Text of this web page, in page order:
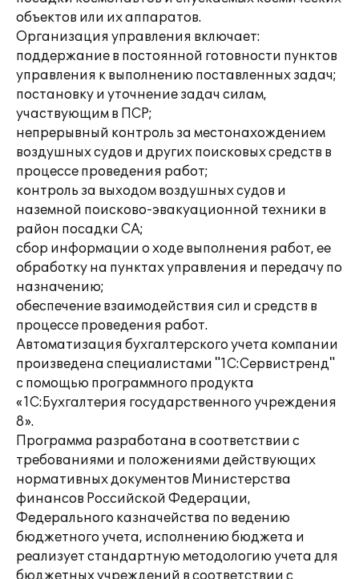
объектов или их аппаратов.
Организация управления включает:
поддержание в постоянной готовности пунктов
управления к выполнению поставленных задач;
постановку и уточнение задач силам,
участвующим в ПСР;
непрерывный контроль за местонахождением
воздушных судов и других поисковых средств в
процессе проведения работ;
контроль за выходом воздушных судов и
наземной поисково-эвакуационной техники в
район посадки СА;
сбор информации о ходе выполнения работ, ее
обработку на пунктах управления и передачу по
назначению;
обеспечение взаимодействия сил и средств в
процессе проведения работ.
Автоматизация бухгалтерского учета компании
произведена специалистами "1С:Сервистренд"
с помощью программного продукта
«1С:Бухгалтерия государственного учреждения
8».
Программа разработана в соответствии с
требованиями и положениями действующих
нормативных документов Министерства
финансов Российской Федерации,
Федерального казначейства по ведению
бюджетного учета, исполнению бюджета и
реализует стандартную методологию учета для
бюджетных учреждений в соответствии с